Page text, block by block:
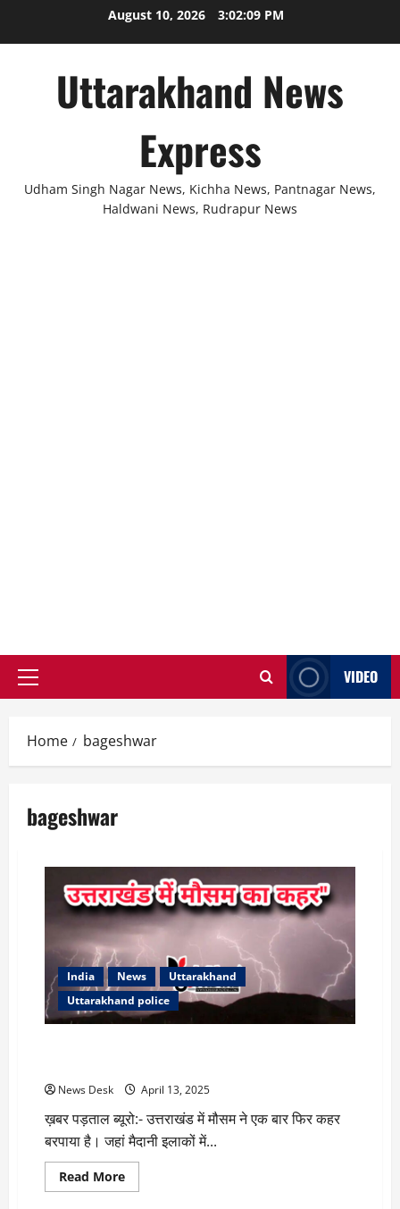
August 10, 2026 3:02:09 PM
Uttarakhand News
Express
Udham Singh Nagar News, Kichha News, Pantnagar News,
Haldwani News, Rudrapur News
Primary
VIDEO
Home bageshwar
bageshwar
India News
Uttarakhand
Uttarakhand police
News Desk April 13, 2025
ख़बर पड़ताल ब्यूरो:- उत्तराखंड में मौसम ने एक बार फिर कहर
बरपाया है। जहां मैदानी इलाकों में...
Read MoreRead
more